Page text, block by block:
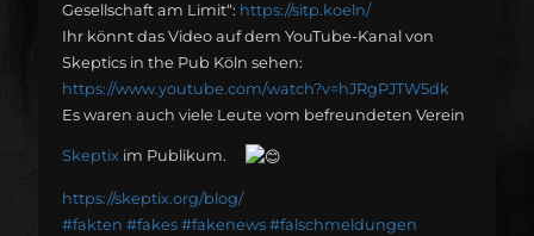
Gesellschaft am Limit“: https://sitp.koeln/
Ihr könnt das Video auf dem YouTube-Kanal von
Skeptics in the Pub Köln sehen:
https://www.youtube.com/watch?v=hJRgPJTW5dk
Es waren auch viele Leute vom befreundeten Verein
Skeptixim Publikum.
https://skeptix.org/blog/
#fakten #fakes #fakenews #falschmeldungen